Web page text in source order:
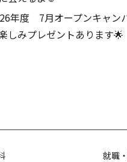
年度 7月オープンキャン
しみプレゼントあります🌟
就職